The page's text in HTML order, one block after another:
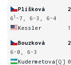
Plíšková
2
6 1 -7, 6-3, 6-4
Kessler
1
Bouzková
2
6-0, 6-3
Kudermetova [Q] 0